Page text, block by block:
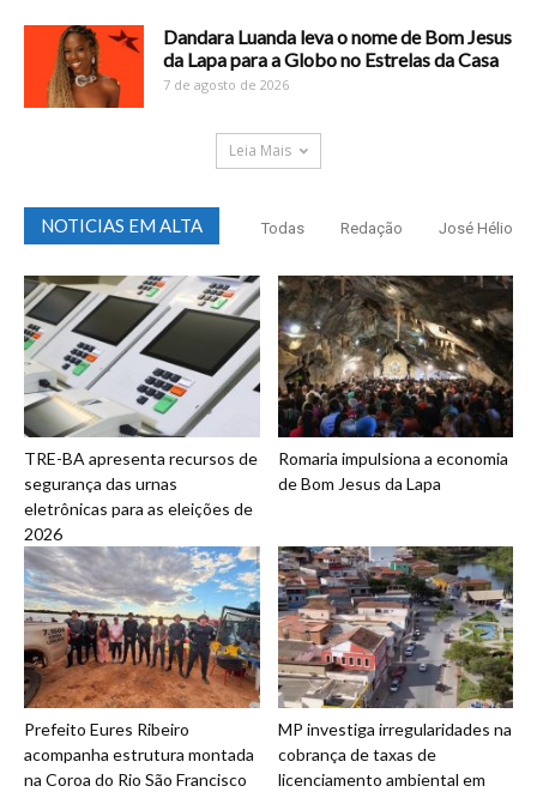
Dandara Luanda leva o nome de Bom Jesus
da Lapa para a Globo no Estrelas da Casa
7 de agosto de 2026
Leia Mais
NOTICIAS EM ALTA Todas Redação José Hélio
TRE-BA apresenta recursos de
segurança das urnas
eletrônicas para as eleições de
2026
Romaria impulsiona a economia
de Bom Jesus da Lapa
Prefeito Eures Ribeiro
acompanha estrutura montada
na Coroa do Rio São Francisco
MP investiga irregularidades na
cobrança de taxas de
licenciamento ambiental em